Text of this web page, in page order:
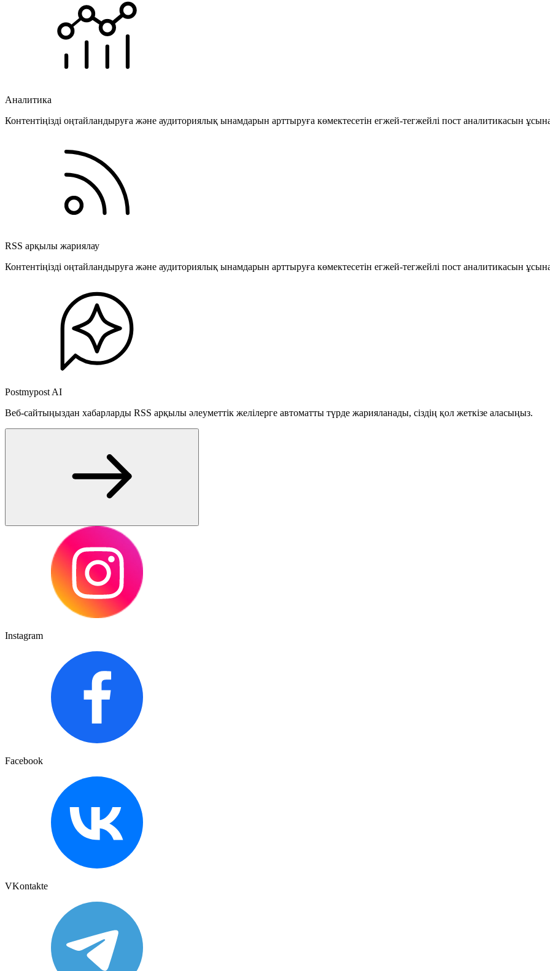
Аналитика
Контентіңізді оңтайландыруға және аудиториялық ынамдарын арттыруға көмектесетін егжей-тегжейлі пост аналитикасын
RSS арқылы жариялау
Контентіңізді оңтайландыруға және аудиториялық ынамдарын арттыруға көмектесетін егжей-тегжейлі пост аналитикасын
Postmypost AI
Веб-сайтыңыздан хабарларды RSS арқылы әлеуметтік желілерге автоматты түрде жарияланады, сіздің қол жеткізе аласыңыз.
Instagram
Facebook
VKontakte